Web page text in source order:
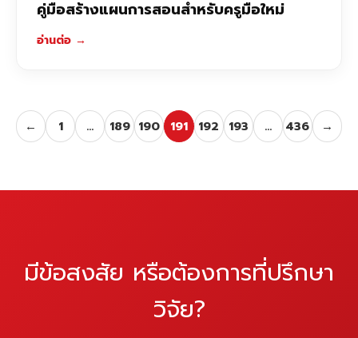
คู่มือสร้างแผนการสอนสำหรับครูมือใหม่
อ่านต่อ →
← 1 … 189 190 191 192 193 … 436 →
มีข้อสงสัย หรือต้องการที่ปรึกษา
วิจัย?